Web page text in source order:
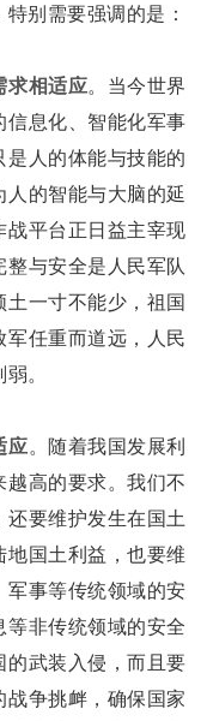
别需要强调的是：
求相适应。当今世界
息化、智能化军事
人的体能与技能的
的智能与大脑的延
平台正日益主宰现
与安全是人民军队
一寸不能少，祖国
任重而道远，人民
。
应。随着我国发展利
高的要求。我们不
要维护发生在国土
国土利益，也要维
事等传统领域的安
非传统领域的安全
武装入侵，而且要
争挑衅，确保国家